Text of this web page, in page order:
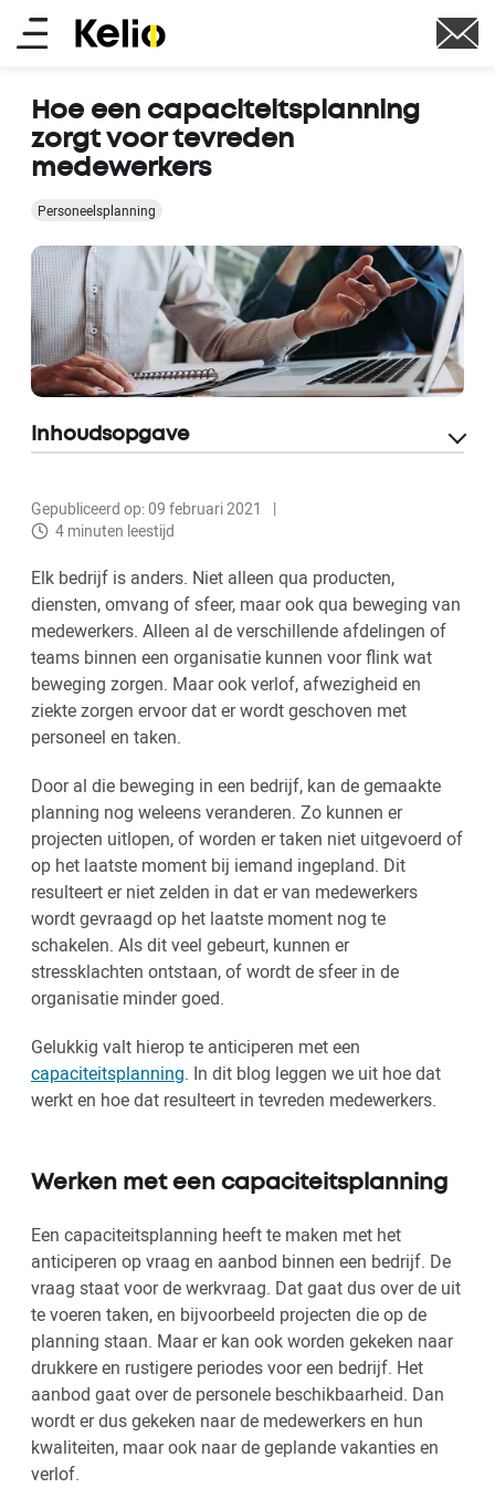
Overslaan
en
inhoud
gaan
Main
Hoe een capaciteitsplanning
zorgt voor tevreden
medewerkers
Personeelsplanning
Gepubliceerd op: 09 februari 2021
4 minuten leestijd
Elk bedrijf is anders. Niet alleen qua producten,
diensten, omvang of sfeer, maar ook qua beweging van
medewerkers. Alleen al de verschillende afdelingen of
teams binnen een organisatie kunnen voor flink wat
beweging zorgen. Maar ook verlof, afwezigheid en
ziekte zorgen ervoor dat er wordt geschoven met
personeel en taken.
Door al die beweging in een bedrijf, kan de gemaakte
planning nog weleens veranderen. Zo kunnen er
projecten uitlopen, of worden er taken niet uitgevoerd of
op het laatste moment bij iemand ingepland. Dit
resulteert er niet zelden in dat er van medewerkers
wordt gevraagd op het laatste moment nog te
schakelen. Als dit veel gebeurt, kunnen er
stressklachten ontstaan, of wordt de sfeer in de
organisatie minder goed.
Gelukkig valt hierop te anticiperen met een
capaciteitsplanning. In dit blog leggen we uit hoe dat
werkt en hoe dat resulteert in tevreden medewerkers.
Werken met een capaciteitsplanning
Een capaciteitsplanning heeft te maken met het
anticiperen op vraag en aanbod binnen een bedrijf. De
vraag staat voor de werkvraag. Dat gaat dus over de uit
te voeren taken, en bijvoorbeeld projecten die op de
planning staan. Maar er kan ook worden gekeken naar
drukkere en rustigere periodes voor een bedrijf. Het
aanbod gaat over de personele beschikbaarheid. Dan
wordt er dus gekeken naar de medewerkers en hun
kwaliteiten, maar ook naar de geplande vakanties en
verlof.
Inhoudsopgave